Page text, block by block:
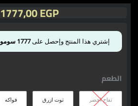
1777,00EGP
إشتري هذا المنتج وإحصل على1777 سومو
الطعم
تفاح اخضر توت ازرق فواكه
سيفور
-